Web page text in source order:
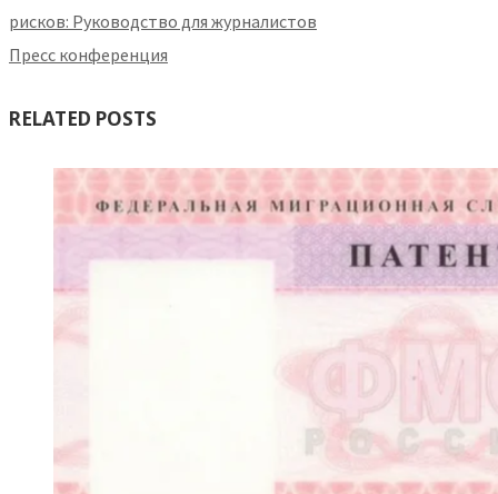
рисков: Руководство для журналистов
Пресс конференция
RELATED POSTS